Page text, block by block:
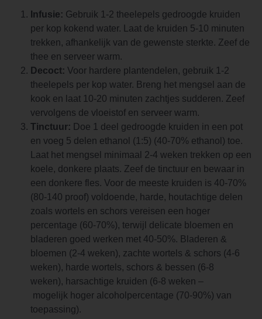
Infusie: Gebruik 1-2 theelepels gedroogde kruiden
per kop kokend water. Laat de kruiden 5-10 minuten
trekken, afhankelijk van de gewenste sterkte. Zeef de
thee en serveer warm.
Decoct: Voor hardere plantendelen, gebruik 1-2
theelepels per kop water. Breng het mengsel aan de
kook en laat 10-20 minuten zachtjes sudderen. Zeef
vervolgens de vloeistof en serveer warm.
Tinctuur: Doe 1 deel gedroogde kruiden in een pot
en voeg 5 delen ethanol (1:5) (40-70% ethanol) toe.
Laat het mengsel minimaal 2-4 weken trekken op een
koele, donkere plaats. Zeef de tinctuur en bewaar in
een donkere fles. Voor de meeste kruiden is 40-70%
(80-140 proof) voldoende, harde, houtachtige delen
zoals wortels en schors vereisen een hoger
percentage (60-70%), terwijl delicate bloemen en
bladeren goed werken met 40-50%. Bladeren &
bloemen (2-4 weken), zachte wortels & schors (4-6
weken), harde wortels, schors & bessen (6-8
weken), harsachtige kruiden (6-8 weken –
mogelijk hoger alcoholpercentage (70-90%) van
toepassing).